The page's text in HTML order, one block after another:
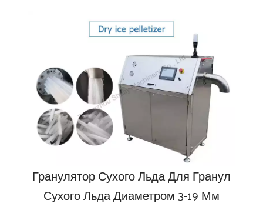
Гранулятор Сухого Льда Для Гранул
Сухого Льда Диаметром 3-19 Мм